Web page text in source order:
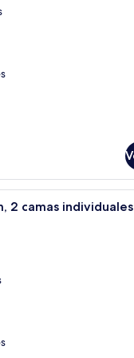
1 habitación,
2 camas individuales